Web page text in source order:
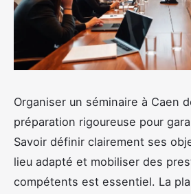
Organiser un séminaire à Caen
préparation rigoureuse pour
Savoir définir clairement ses
lieu adapté et mobiliser des
compétents est essentiel. La